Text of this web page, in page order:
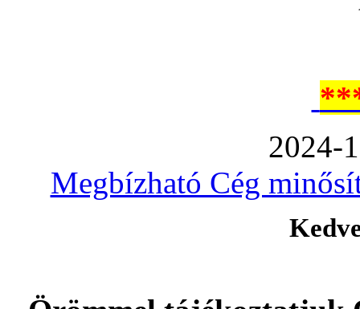
2024-
Megbízható Cég